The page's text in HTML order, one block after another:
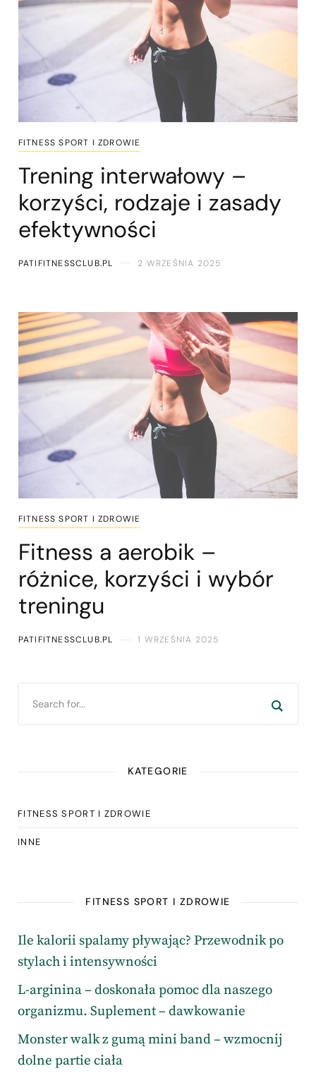
FITNESS SPORT I ZDROWIE
Trening interwałowy –
korzyści, rodzaje i zasady
efektywności
PATIFITNESSCLUB.PL 2 WRZEŚNIA 2025
FITNESS SPORT I ZDROWIE
Fitness a aerobik –
różnice, korzyści i wybór
treningu
PATIFITNESSCLUB.PL 1 WRZEŚNIA 2025
KATEGORIE
FITNESS SPORT I ZDROWIE
INNE
FITNESS SPORT I ZDROWIE
Ile kalorii spalamy pływając? Przewodnik po
stylach i intensywności
L-arginina – doskonała pomoc dla naszego
organizmu. Suplement – dawkowanie
Monster walk z gumą mini band – wzmocnij
dolne partie ciała